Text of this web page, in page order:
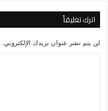
اترك تعليقاً
لن يتم نشر عنوان بريدك الإلكتروني.